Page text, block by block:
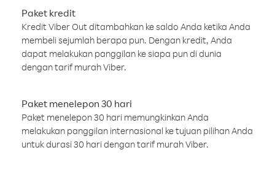
Paket kredit
Kredit Viber Out ditambahkan ke saldo Anda ketika Anda
membeli sejumlah berapa pun. Dengan kredit, Anda
dapat melakukan panggilan ke siapa pun di dunia
dengan tarif murah Viber.
Paket menelepon 30 hari
Paket menelepon 30 hari memungkinkan Anda
melakukan panggilan internasional ke tujuan pilihan Anda
untuk durasi 30 hari dengan tarif murah Viber.